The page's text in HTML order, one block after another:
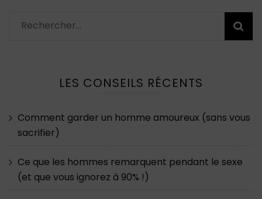
Rechercher :
LES CONSEILS RÉCENTS
Comment garder un homme amoureux (sans vous
sacrifier)
Ce que les hommes remarquent pendant le sexe
(et que vous ignorez à 90% !)